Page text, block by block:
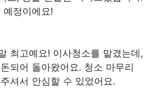
정이에요!
최고예요! 이사청소를 맡겼는데,
되어 돌아왔어요. 청소 마무리
셔서 안심할 수 있었어요.